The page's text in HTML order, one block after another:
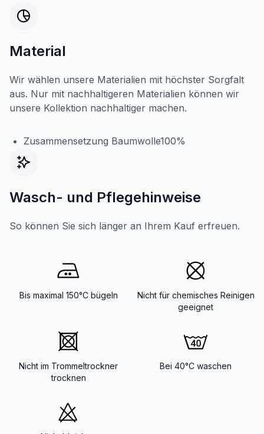
Material
Wir wählen unsere Materialien mit höchster Sorgfalt
aus. Nur mit nachhaltigeren Materialien können wir
unsere Kollektion nachhaltiger machen.
Zusammensetzung Baumwolle100%
Wasch- und Pflegehinweise
So können Sie sich länger an Ihrem Kauf erfreuen.
Bis maximal 150°C bügeln
Nicht für chemisches Reinigen
geeignet
Nicht im Trommeltrockner
trocknen
Bei 40°C waschen